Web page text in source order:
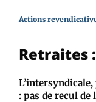
Actions
Retraites
: pas de recul de